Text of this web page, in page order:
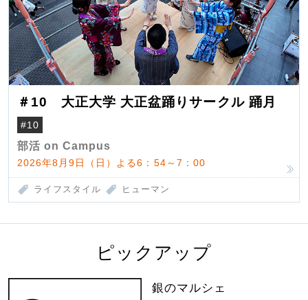
＃10 大正大学 大正盆踊りサークル 踊月
#10
部活 on Campus
2026年8月9日（日）よる6：54～7：00
ライフスタイル ヒューマン
ピックアップ
銀のマルシェ